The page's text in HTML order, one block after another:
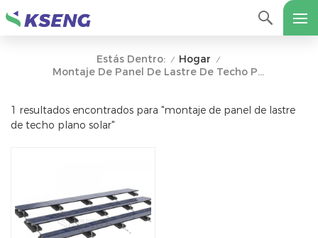
Estás Dentro: / Hogar /
Montaje De Panel De Lastre De Techo Plano Solar
1 resultados encontrados para "montaje de panel de lastre
de techo plano solar"